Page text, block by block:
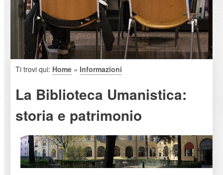
Ti trovi qui: Home» Informazioni
La Biblioteca Umanistica:
storia e patrimonio